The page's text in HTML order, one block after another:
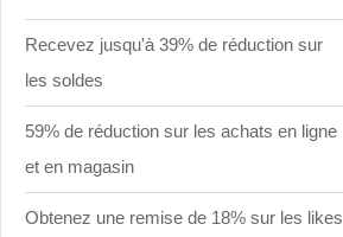
Recevez jusqu'à 39% de réduction sur
les soldes
59% de réduction sur les achats en ligne
et en magasin
Obtenez une remise de 18% sur les likes